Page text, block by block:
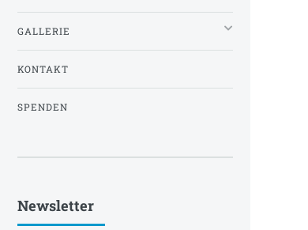
GALLERIE
KONTAKT
SPENDEN
Newsletter